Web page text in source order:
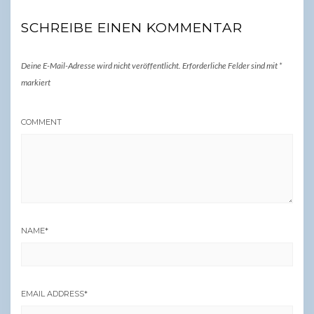
SCHREIBE EINEN KOMMENTAR
Deine E-Mail-Adresse wird nicht veröffentlicht. Erforderliche Felder sind mit *
markiert
COMMENT
NAME*
EMAIL ADDRESS*